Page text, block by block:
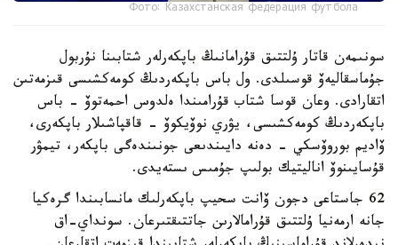
Фото: Казахстанская федерация футбола
سونىمەن قاتار ۇلتتىق قۇرامانىڭ باپكەرلەر شتابىنا نۇربول
جۇماسقاليەۆ قوسىلدى. ول باس باپكەردىڭ كومەكشىسى قىزمەتىن
اتقارادى. وعان قوسا شتاب قۇرامىندا ەلدوس احمەتوۆ - باس
باپكەردىڭ كومەكشىسى، يۋري نوۆيكوۆ - قاقپاشىلار باپكەرى،
ۆاديم بوروۆسكي - دەنە دايىندىعى جونىندەگى باپكەر، تيمۋر
قۇسايىنوۆ اناليتيك بولىپ جۇمىس ىستەيدى.
62 جاستاعى دجون ۆانت سحيپ باپكەرلىك مانسابىندا گرەكيا
جانە ارمەنيا ۇلتتىق قۇرامالارىن جاتتىقتىرعان. سونداي-اق